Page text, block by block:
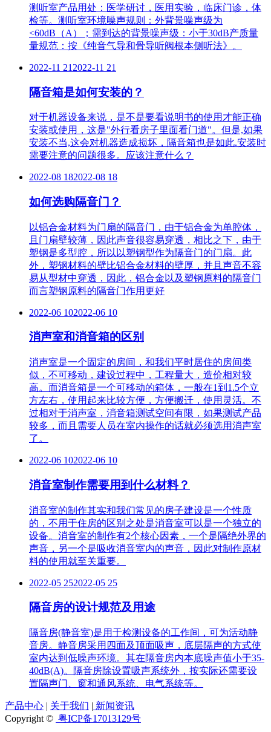
测听室产品用处：医学研讨，医用实验，临床门诊，体
检等。测听室环境噪声规则：外背景噪声级为
<60dB（A）；需到达的背景噪声级：小于30dB产质量
量规范：按《纯音气导和骨导听阀根本侧听法》。
2022-11 21 2022-11 21
隔音箱是如何安装的？
对于机器设备来说，是不是要看说明书的使用才能正确
安装或使用，这是"外行看房子里面看门道"。但是,如果
安装不当,这会对机器造成损坏，隔音箱也是如此.安装时
需要注意的问题很多。应该注意什么？
2022-08 182022-08 18
如何选购隔音门？
以铝合金材料为门扇的隔音门，由于铝合金为单腔体，
且门扇壁较薄，因此声音很容易穿透，相比之下，由于
塑钢是多型腔，所以以塑钢型作为隔音门的门扇。此
外，塑钢材料的壁比铝合金材料的壁厚，并且声音不容
易从型材中穿透，因此，铝合金以及塑钢原料的隔音门
而言塑钢原料的隔音门作用更好
2022-06 102022-06 10
消声室和消音箱的区别
消声室是一个固定的房间，和我们平时居住的房间类
似，不可移动，建设过程中，工程量大，造价相对较
高。而消音箱是一个可移动的箱体，一般在1到1.5个立
方左右，使用起来比较方便，方便搬迁，使用灵活。不
过相对于消声室，消音箱测试空间有限，如果测试产品
较多，而且需要人员在室内操作的话就必须选用消声室
了。
2022-06 102022-06 10
消音室制作需要用到什么材料？
消音室的制作其实和我们常见的房子建设是一个性质
的，不用于住房的区别之处是消音室可以是一个独立的
设备。消音室的制作有2个核心因素，一个是隔绝外界的
声音，另一个是吸收消音室内的声音，因此对制作原材
料的使用就至关重要。
2022-05 252022-05 25
隔音房的设计规范及用途
隔音房(静音室)是用于检测设备的工作间，可为活动静
音房。静音房采用四面及顶面吸声，底层隔声的方式使
室内达到低噪声环境。其在隔音房内本底噪声值小于35-
40dB(A)。隔音房除设置吸声系统外，按实际还需要设
置隔声门、窗和通风系统、电气系统等。
产品中心 | 关于我们 | 新闻资讯
Copyright © 粤ICP备17013129号